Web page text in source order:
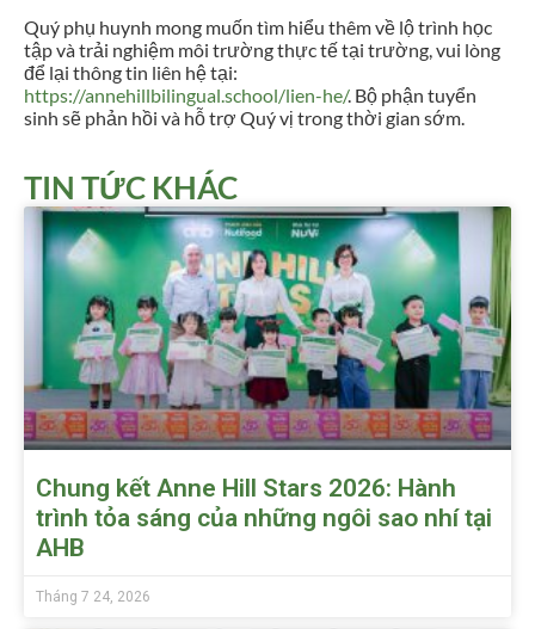
Quý phụ huynh mong muốn tìm hiểu thêm về lộ trình học
tập và trải nghiệm môi trường thực tế tại trường, vui lòng
để lại thông tin liên hệ tại:
https://annehillbilingual.school/lien-he/. Bộ phận tuyển
sinh sẽ phản hồi và hỗ trợ Quý vị trong thời gian sớm.
TIN TỨC KHÁC
Chung kết Anne Hill Stars 2026: Hành
trình tỏa sáng của những ngôi sao nhí tại
AHB
Tháng 7 24, 2026